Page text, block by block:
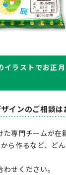
イラストでお正
インのご相談
専門チームが在
ら作るなど、ど
せください。